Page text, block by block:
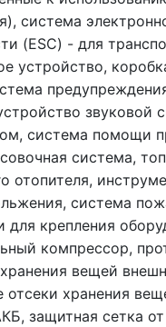
система
(ESC) - для
устройство,
звуковой
система помощи
система,
отопителя,
система
для крепления
компрессор,
вещей
отсеки хранения
защитная сетка